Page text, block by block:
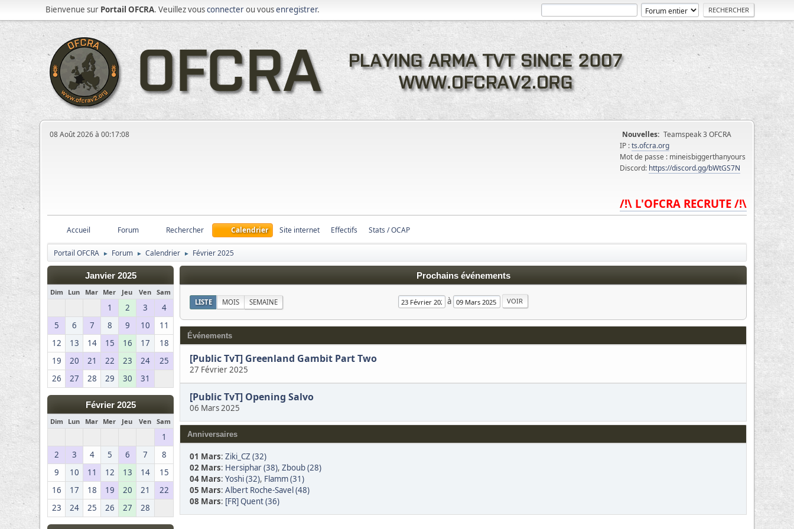
Bienvenue sur Portail OFCRA. Veuillez vousconnecterou vousenregistrer.
08 Août 2026 à 00:17:08 Nouvelles: Teamspeak 3 OFCRA
IP :ts.ofcra.org
Mot de passe : mineisbiggerthanyours
Discord: https://discord.gg/bWtGS7N
/!\ L'OFCRA RECRUTE /!\
Accueil Forum Rechercher Calendrier Site internet Effectifs Stats / OCAP
Portail OFCRA ► Forum ► Calendrier ► Février 2025
Janvier 2025
Dim Lun Mar Mer Jeu Ven Sam
1 2 3
4
5
6 7 8 9 10
11
12
13 14 15 16 17
18
19
20 21 22 23 24
25
26
27 28 29 30 31
Février 2025
Dim Lun Mar Mer Jeu Ven Sam
1
2
3 4 5 6 7
8
9
10 11 12 13 14
15
16
17 18 19 20 21
22
23
24 25 26 27 28
Prochains événements
LISTE MOIS SEMAINE à
Événements
[Public TvT] Greenland Gambit Part Two
27 Février 2025
[Public TvT] Opening Salvo
06 Mars 2025
Anniversaires
01 Mars:Ziki_CZ (32)
02 Mars: Hersiphar (38),Zboub (28)
04 Mars:Yoshi (32), Flamm (31)
05 Mars:Albert Roche-Savel (48)
08 Mars: [FR] Quent (36)